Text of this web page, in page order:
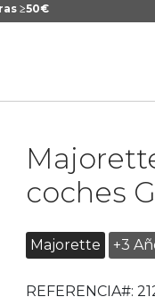
≥50€
coches
Majorette +3
REFERENCIA#:
galería
imágenes